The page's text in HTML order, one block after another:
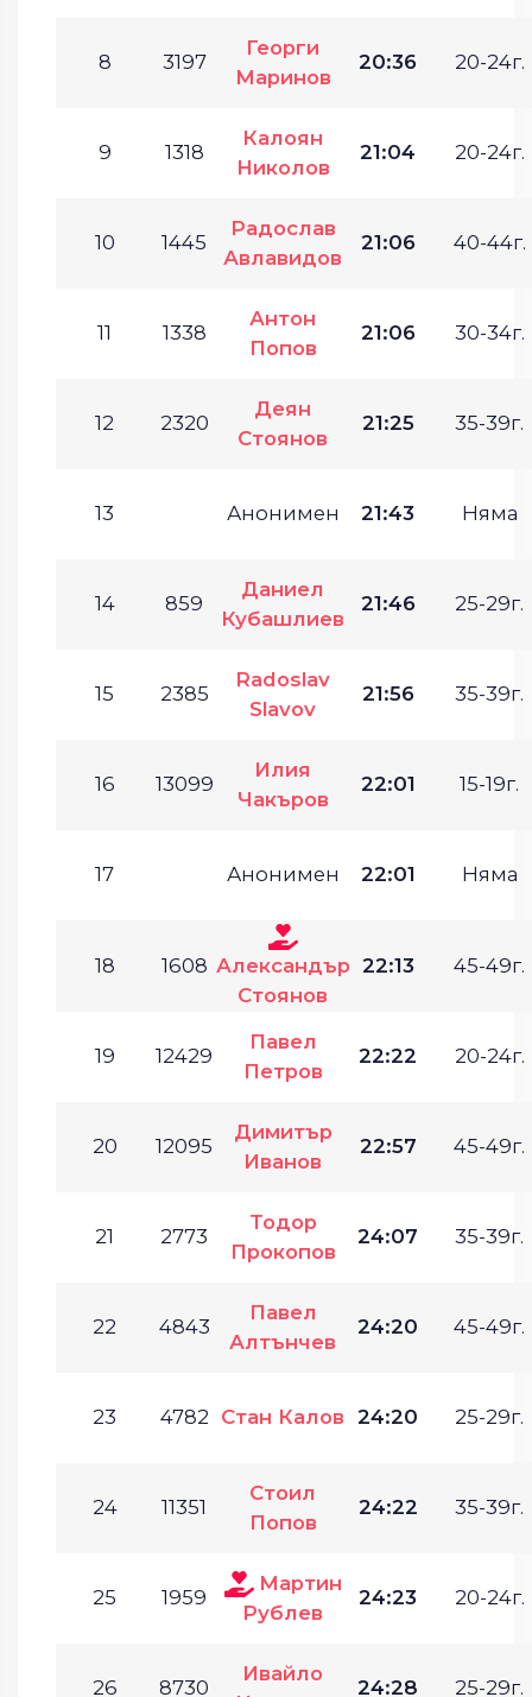
8 3197
Георги
Маринов
20:36 20-24г.
9 1318
Калоян
Николов
21:04 20-24г.
10 1445
Радослав
Авлавидов
21:06 40-44г.
11 1338
Антон
Попов
21:06 30-34г.
12 2320
Деян
Стоянов
21:25 35-39г.
13 Анонимен 21:43 Няма
14 859
Даниел
Кубашлиев
21:46 25-29г.
15 2385
Radoslav
Slavov
21:56 35-39г.
16 13099
Илия
Чакъров
22:01 15-19г.
17 Анонимен 22:01 Няма
18 1608 Александър
Стоянов
22:13 45-49г.
19 12429
Павел
Петров
22:22 20-24г.
20 12095
Димитър
Иванов
22:57 45-49г.
21 2773
Тодор
Прокопов
24:07 35-39г.
22 4843
Павел
Алтънчев
24:20 45-49г.
23 4782 Стан Калов 24:20 25-29г.
24 11351
Стоил
Попов
24:22 35-39г.
25 1959
Мартин
Рублев
24:23 20-24г.
26 8730
Ивайло
24:28 25-29г.